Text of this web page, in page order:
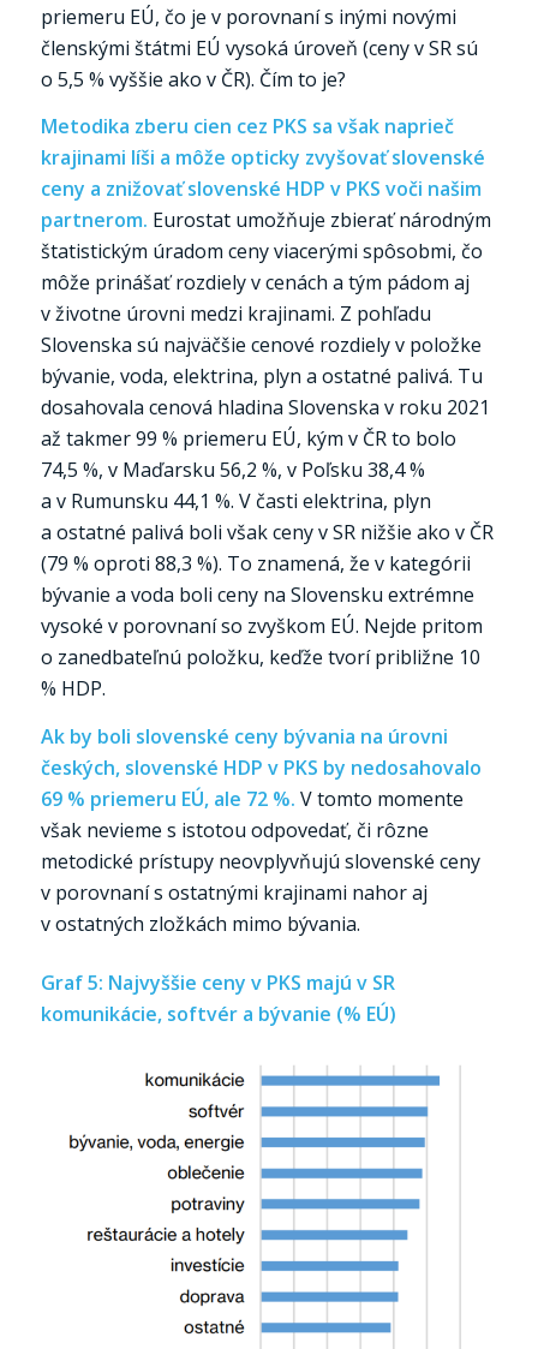
priemeru EÚ, čo je v porovnaní s inými novými
členskými štátmi EÚ vysoká úroveň (ceny v SR sú
o 5,5 % vyššie ako v ČR). Čím to je?
Metodika zberu cien cez PKS sa však naprieč
krajinami líši a môže opticky zvyšovať slovenské
ceny a znižovať slovenské HDP v PKS voči našim
partnerom. Eurostat umožňuje zbierať národným
štatistickým úradom ceny viacerými spôsobmi, čo
môže prinášať rozdiely v cenách a tým pádom aj
v životne úrovni medzi krajinami. Z pohľadu
Slovenska sú najväčšie cenové rozdiely v položke
bývanie, voda, elektrina, plyn a ostatné palivá. Tu
dosahovala cenová hladina Slovenska v roku 2021
až takmer 99 % priemeru EÚ, kým v ČR to bolo
74,5 %, v Maďarsku 56,2 %, v Poľsku 38,4 %
a v Rumunsku 44,1 %. V časti elektrina, plyn
a ostatné palivá boli však ceny v SR nižšie ako v ČR
(79 % oproti 88,3 %). To znamená, že v kategórii
bývanie a voda boli ceny na Slovensku extrémne
vysoké v porovnaní so zvyškom EÚ. Nejde pritom
o zanedbateľnú položku, keďže tvorí približne 10
% HDP.
Ak by boli slovenské ceny bývania na úrovni
českých, slovenské HDP v PKS by nedosahovalo
69 % priemeru EÚ, ale 72 %. V tomto momente
však nevieme s istotou odpovedať, či rôzne
metodické prístupy neovplyvňujú slovenské ceny
v porovnaní s ostatnými krajinami nahor aj
v ostatných zložkách mimo bývania.
Graf 5: Najvyššie ceny v PKS majú v SR
komunikácie, softvér a bývanie (% EÚ)